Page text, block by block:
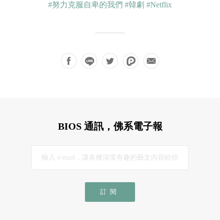
#努力克服自卑的我們 #韓劇 #Netflix
BIOS 通訊，佛系電子報
訂閱